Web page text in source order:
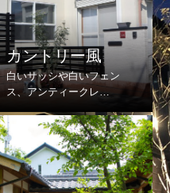
カントリー風